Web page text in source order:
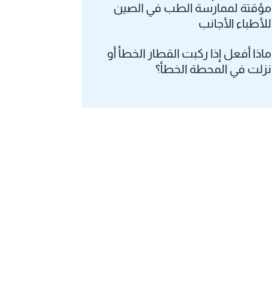
مؤقتة لممارسة الطب في الصين
للأطباء الأجانب
ماذا أفعل إذا ركبت القطار الخطأ أو
نزلت في المحطة الخطأ؟